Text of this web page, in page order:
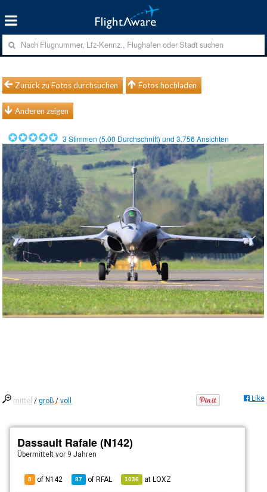
Zurück zu Fotos durchsuchen Fotos hochladen
Anderen zeigen
3 Stimmen (5.00 Durchschnitt) und3.756 Ansichten
mittel /groß /voll Like
Dassault Rafale (N142)
Übermitteltvor 9 Jahren
8 of N142 87 ofRFAL 1036 atLOXZ